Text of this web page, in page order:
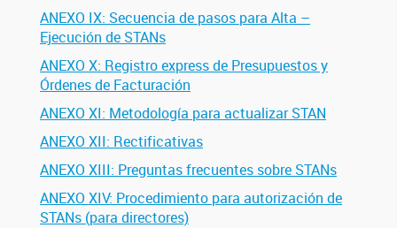
ANEXO IX: Secuencia de pasos para Alta –
Ejecución de STANs
ANEXO X: Registro express de Presupuestos y
Órdenes de Facturación
ANEXO XI: Metodología para actualizar STAN
ANEXO XII: Rectificativas
ANEXO XIII: Preguntas frecuentes sobre STANs
ANEXO XIV: Procedimiento para autorización de
STANs (para directores)